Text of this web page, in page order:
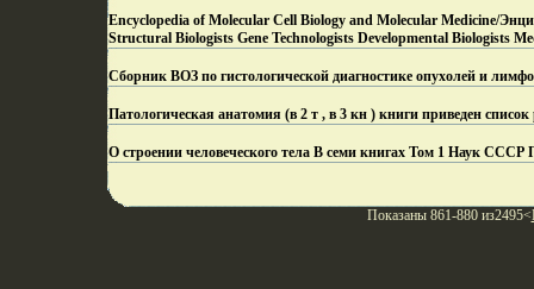
Encyclopedia of Molecular Cell Biology and Molecular Medicine/
Structural Biologists Gene Technologists Developmental Biologists
Сборник ВОЗ по гистологической диагностике опухолей и
Патологическая анатомия (в 2 т , в 3 кн ) книги приведен
О строении человеческого тела В семи книгах Том 1 Наук
Показаны 861-880 из2495<